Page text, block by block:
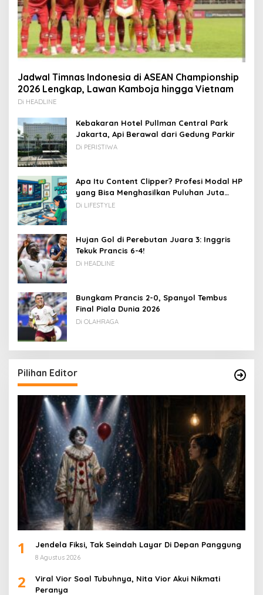
Jadwal Timnas Indonesia di ASEAN Championship
2026 Lengkap, Lawan Kamboja hingga Vietnam
Di HEADLINE
Kebakaran Hotel Pullman Central Park
Jakarta, Api Berawal dari Gedung Parkir
Di PERISTIWA
Apa Itu Content Clipper? Profesi Modal HP
yang Bisa Menghasilkan Puluhan Juta
Rupiah
Di LIFESTYLE
Hujan Gol di Perebutan Juara 3: Inggris
Tekuk Prancis 6-4!
Di HEADLINE
Bungkam Prancis 2-0, Spanyol Tembus
Final Piala Dunia 2026
Di OLAHRAGA
Pilihan Editor
1 Jendela Fiksi, Tak Seindah Layar Di Depan Panggung
8 Agustus 2026
2
Viral Vior Soal Tubuhnya, Nita Vior Akui Nikmati
Peranya